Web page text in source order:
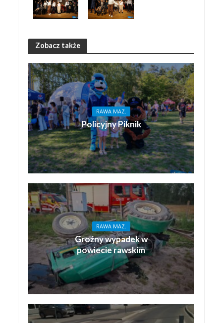
Zobacz także
RAWA MAZ.
Policyjny Piknik
RAWA MAZ.
Groźny wypadek w
powiecie rawskim